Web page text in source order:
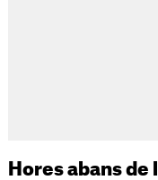
Hores abans